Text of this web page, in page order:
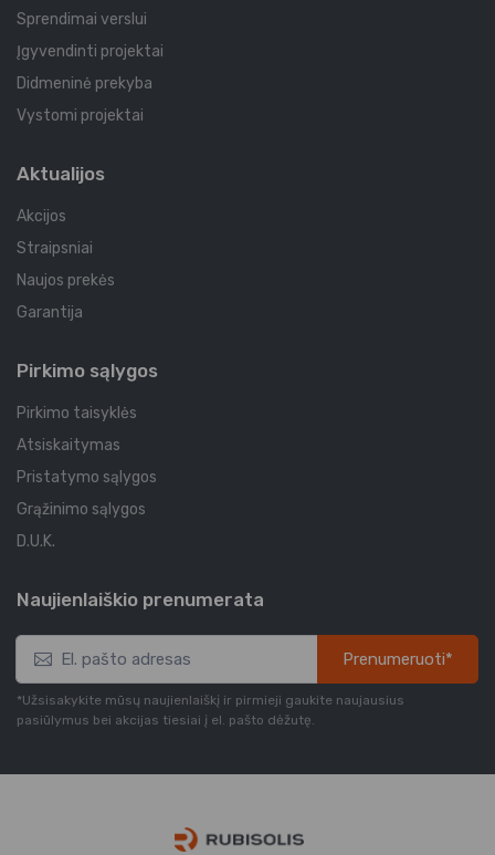
Sprendimai verslui
Įgyvendinti projektai
Didmeninė prekyba
Vystomi projektai
Aktualijos
Akcijos
Straipsniai
Naujos prekės
Garantija
Pirkimo sąlygos
Pirkimo taisyklės
Atsiskaitymas
Pristatymo sąlygos
Grąžinimo sąlygos
D.U.K.
Naujienlaiškio prenumerata
Prenumeruoti*
*Užsisakykite mūsų naujienlaiškį ir pirmieji gaukite naujausius
pasiūlymus bei akcijas tiesiai į el. pašto dėžutę.